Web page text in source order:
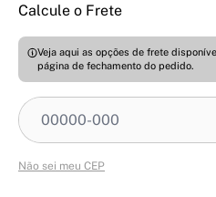
Calcule o Frete
Veja aqui as opções de frete
página de fechamento do pedido.
Não sei meu CEP